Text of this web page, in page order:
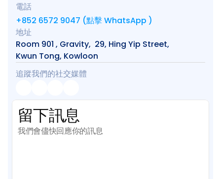
電話
+852 6572 9047 (點擊 WhatsApp )
地址
Room 901 , Gravity,  29, Hing Yip Street,
Kwun Tong, Kowloon
追蹤我們的社交媒體
留下訊息
我們會儘快回應你的訊息